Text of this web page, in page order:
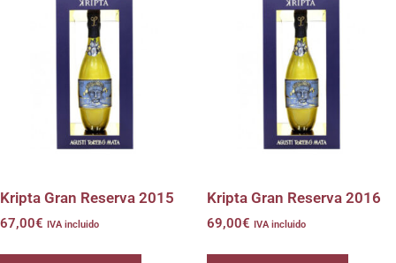
Kripta Gran Reserva 2015
67,00€ IVA incluido
Kripta Gran Reserva 2016
69,00€ IVA incluido